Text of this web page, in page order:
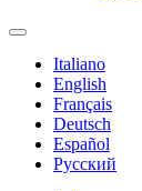
Italiano
English
Français
Deutsch
Español
Pусский